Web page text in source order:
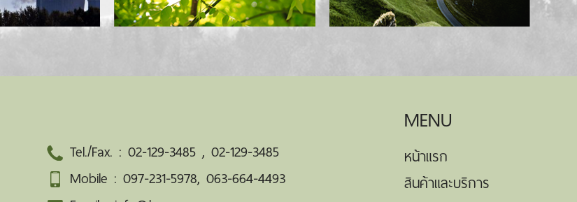
Tel./Fax. : 02-129-3485, 02-129-3485
Mobile : 097-231-5978, 063-664-4493
MENU
หน้าแรก
สินค้าและบริการ